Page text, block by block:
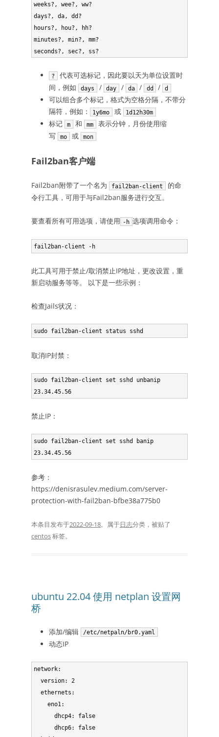
weeks?, wee?, ww?
days?, da, dd?
hours?, hou?, hh?
minutes?, min?, mm?
?
代表可选标记，因此要以天为单位设置时
间，例如
days / day / da / dd / d
可以组合多个标记，格式为空格分隔，不带分
隔符，例如：
1y6mo 或 1d12h30m
标记 m 和 mm
表示分钟，月份使用缩
写
mo 或 mon
Fail2ban客户端
Fail2ban附带了一个名为 fail2ban-client
的命
令行工具，可用于与Fail2ban服务进行交互。
要查看所有可用选项，请使用 -h 选项调用命令：
fail2ban-client -h
此工具可用于禁止/取消禁止IP地址，更改设置，重
新启动服务等等。 以下是一些示例：
检查Jails状况：
sudo fail2ban-client status sshd
取消IP封禁：
sudo fail2ban-client set sshd unbanip
23.34.45.56
禁止IP：
sudo fail2ban-client set sshd banip
23.34.45.56
参考：
https://denisrasulev.medium.com/server-
protection-with-fail2ban-bfbe38a775b0
本条目发布于2022-09-18。属于日志分类，被贴了
centos标签。
ubuntu 22.04 使用 netplan 设置网
桥
添加/编辑 /etc/netpaln/br0.yaml
动态IP
network:
  version: 2
  ethernets:
    eno1:
      dhcp4: false
      dhcp6: false